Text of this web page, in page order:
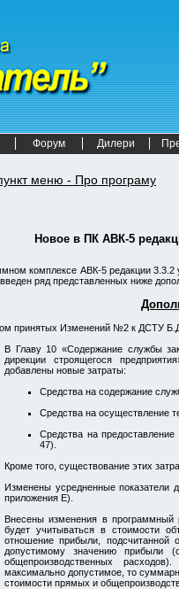
Форум Дилери
меню - Про програму
Новое в ПК АВК-5
комплексе АВК-5 редакции
ряд представленных ниже
принятых Изменений №2 к ДСТУ
В Главу 10 «Содержание службы
дирекции строящегося
добавлены новые затраты:
Средства на содержание
Средства на осуществление
Средства на
47).
Кроме того, существование этих
Изменены усредненные показатели
приложения Е).
Внесены изменения в программный
будет учитываться в стоимости
отношение прибыли, подсчитанной
допустимому значению
общепроизводственных
максимально допустимое, то
стоимости прямых и